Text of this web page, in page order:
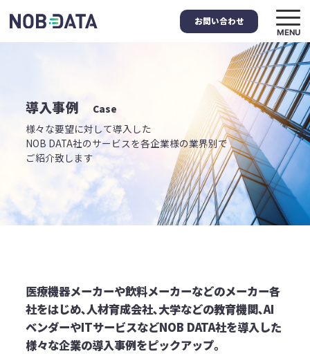
お問い合わせ
MENU
導入事例
Case
様々な要望に対して導入した
NOB DATA社のサービスを各企業様の業界別で
ご紹介致します
医療機器メーカーや飲料メーカーなどのメーカー各
社をはじめ､人材育成会社､大学などの教育機関､AI
ベンダーやITサービスなどNOB DATA社を導入した
様々な企業の導入事例をピックアップ｡